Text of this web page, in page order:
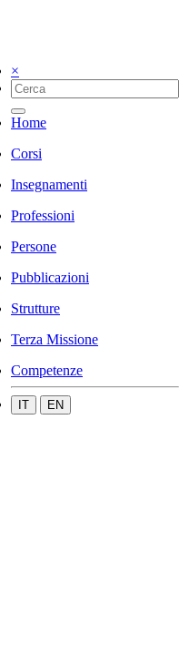
×
Home
Corsi
Insegnamenti
Professioni
Persone
Pubblicazioni
Strutture
Terza Missione
Competenze
IT EN